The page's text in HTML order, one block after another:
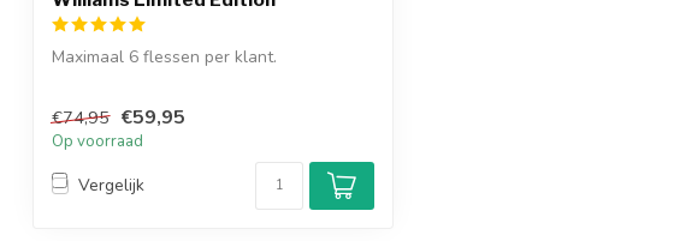
Maximaal 6 flessen per klant.
Pharrell-de...
€74,95 €59,95
Op voorraad
Vergelijk